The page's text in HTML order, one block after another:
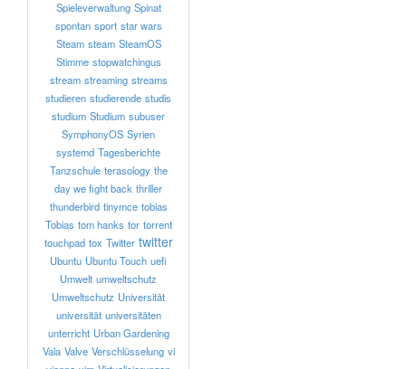
Spieleverwaltung Spinat
spontan sport star wars
Steam steam SteamOS
Stimme stopwatchingus
stream streaming streams
studieren studierende studis
studium Studium subuser
SymphonyOS Syrien
systemd Tagesberichte
Tanzschule terasology the
day we fight back thriller
thunderbird tinymce tobias
Tobias tom hanks tor torrent
touchpad tox Twitter twitter
Ubuntu Ubuntu Touch uefi
Umwelt umweltschutz
Umweltschutz Universität
universität universitäten
unterricht Urban Gardening
Vala Valve Verschlüsselung vi